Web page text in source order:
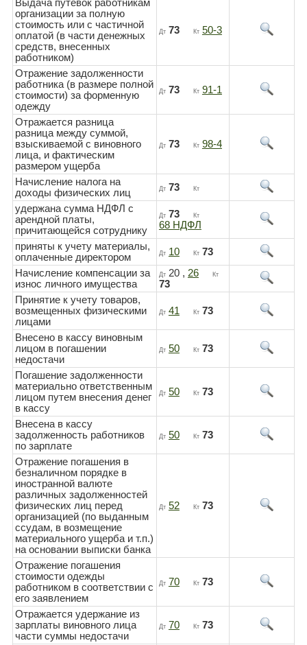
Выдача путевок работникам
организации за полную
стоимость или с частичной
оплатой (в части денежных
средств, внесенных
работником)
Дт 73 Кт 50-3
Отражение задолженности
работника (в размере полной
стоимости) за форменную
одежду
Дт 73 Кт 91-1
Отражается разница
разница между суммой,
взыскиваемой с виновного
лица, и фактическим
размером ущерба
Дт 73 Кт 98-4
Начисление налога на
доходы физических лиц
Дт 73 Кт
удержана сумма НДФЛ с
арендной платы,
причитающейся сотруднику
Дт 73 Кт
68 НДФЛ
приняты к учету материалы,
оплаченные директором
Дт 10 Кт 73
Начисление компенсации за
износ личного имущества
Дт20 , 26 Кт
73
Принятие к учету товаров,
возмещенных физическими
лицами
Дт 41 Кт 73
Внесено в кассу виновным
лицом в погашении
недостачи
Дт 50 Кт 73
Погашение задолженности
материально ответственным
лицом путем внесения денег
в кассу
Дт 50 Кт 73
Внесена в кассу
задолженность работников
по зарплате
Дт 50 Кт 73
Отражение погашения в
безналичном порядке в
иностранной валюте
различных задолженностей
физических лиц перед
организацией (по выданным
ссудам, в возмещение
материального ущерба и т.п.)
на основании выписки банка
Дт 52 Кт 73
Отражение погашения
стоимости одежды
работником в соответствии с
его заявлением
Дт 70 Кт 73
Отражается удержание из
зарплаты виновного лица
части суммы недостачи
Дт 70 Кт 73